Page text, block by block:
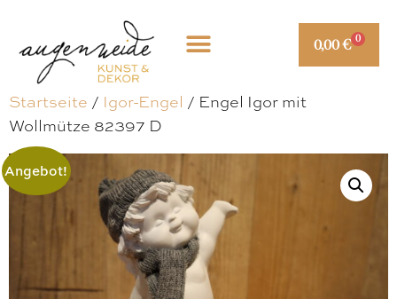
0,00€ 0
Startseite / Igor-Engel / Engel Igor mit
Wollmütze 82397 D
Angebot!